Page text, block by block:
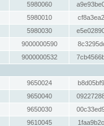
5980060
5980010
5980030
9000000590
9000000532
9650024
9650040
9650030
9610045